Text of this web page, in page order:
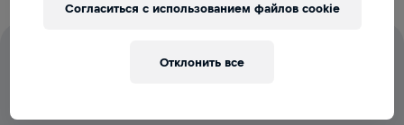
100% СТАРТОВЫХ ВЗНОСОВ ИДУТ
Отклонить все
Согласиться с использованием файлов cookie